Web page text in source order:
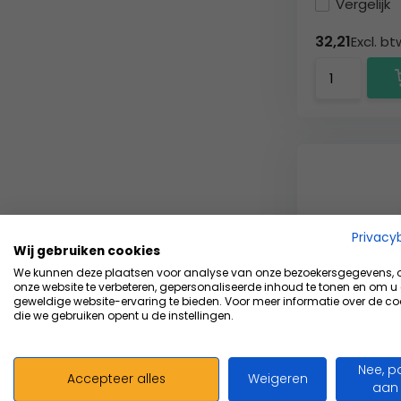
Vergelijk
32,21Excl.
Attends
Attends Slip
een driedelig...
Wij gebruiken cookies
We kunnen deze plaatsen voor analyse van onze bezoekersgegevens,
onze website te verbeteren, gepersonaliseerde inhoud te tonen en om u
geweldige website-ervaring te bieden. Voor meer informatie over de
die we gebruiken opent u de instellingen.
Accepteer alles Weigeren
Nee,
aan